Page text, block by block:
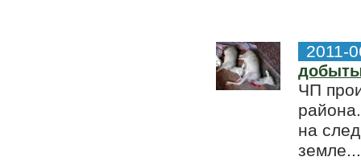
2011-
добыты
ЧП
на
земле...